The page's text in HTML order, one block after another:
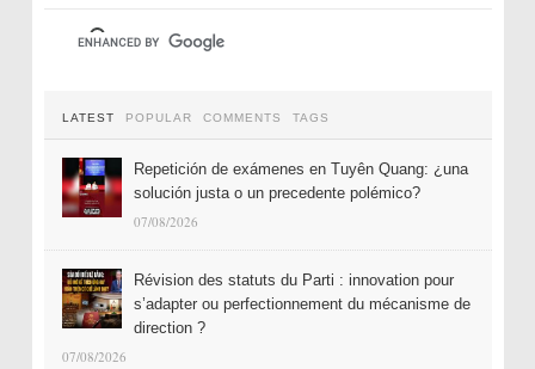
LATEST POPULAR COMMENTS TAGS
Repetición de exámenes en Tuyên Quang: ¿una
solución justa o un precedente polémico?
07/08/2026
Révision des statuts du Parti : innovation pour
s’adapter ou perfectionnement du mécanisme de
direction ?
07/08/2026